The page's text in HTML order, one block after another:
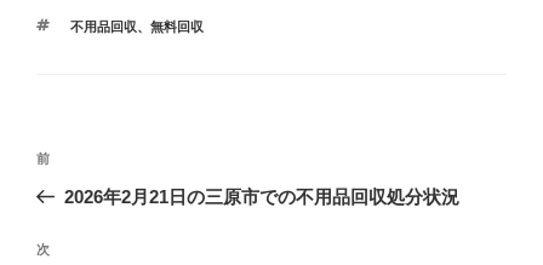
ゴ
タ
不用品回収、 無料回収
投
ナ
ビ
前
の
稿
前
2026年2月21日の三原市での不用品回収処分状況
次
次